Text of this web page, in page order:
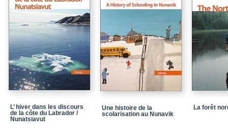
L’ hiver dans les discours
de la côte du Labrador /
Nunatsiavut
Une histoire de la
scolarisation au Nunavik
La forêt